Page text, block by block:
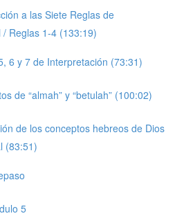
a las Siete Reglas de
Reglas 1-4 (133:19)
6 y 7 de Interpretación (73:31)
de “almah” y “betulah” (100:02)
de los conceptos hebreos de Dios
(83:51)
5